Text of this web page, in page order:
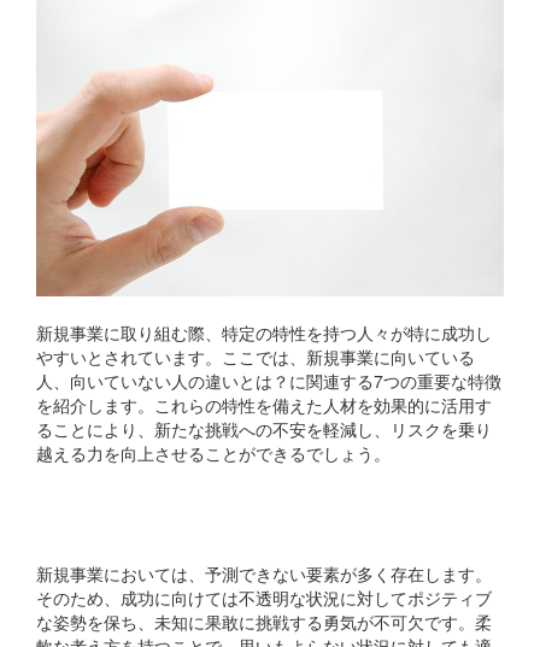
新規事業に取り組む際、特定の特性を持つ人々が特に成功し
やすいとされています。ここでは、 新規事業に向いている
人、向いていない人の違いとは？ に関連する7つの重要な特徴
を紹介します。これらの特性を備えた人材を効果的に活用す
ることにより、新たな挑戦への不安を軽減し、リスクを乗り
越える力を向上させることができるでしょう。
新規事業においては、予測できない要素が多く存在します。
そのため、成功に向けては不透明な状況に対してポジティブ
な姿勢を保ち、未知に果敢に挑戦する勇気が不可欠です。柔